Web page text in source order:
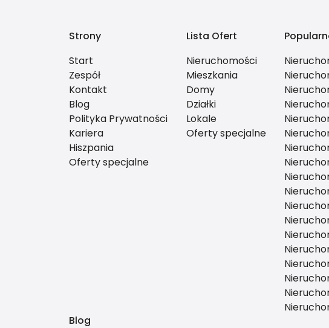
Strony
Start
Zespół
Kontakt
Blog
Polityka Prywatności
Kariera
Hiszpania
Oferty specjalne
Lista Ofert
Nieruchomości
Mieszkania
Domy
Działki
Lokale
Oferty specjalne
Blog